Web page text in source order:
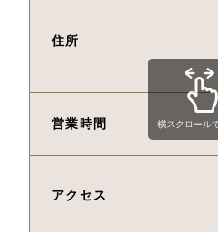
住所
営業時間
アクセス
横スクロール